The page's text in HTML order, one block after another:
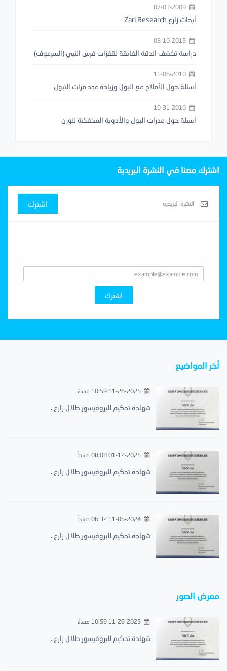
أبحاث زارع Zari Research
دراسة تكشف الدقة الفائقة لقفزات فرس النبي (السرعوف)
أسئلة حول الأملاح مع البول وزيادة عدد مرات التبول
أسئلة حول مدرات البول والأدوية المخفضة للوزن
اشترك معنا في النشرة البريدية
اشترك
اشترك
أخر المواضيع
11-26-2025 10:59 مساءً
شهادة تحكيم للبروفيسور طلال زارع..
01-12-2025 08:08 صباحاً
شهادة تحكيم للبروفيسور طلال زارع..
11-06-2024 06:32 صباحاً
شهادة تحكيم للبروفيسور طلال زارع..
معرض الصور
11-26-2025 10:59 مساءً
شهادة تحكيم للبروفيسور طلال زارع..